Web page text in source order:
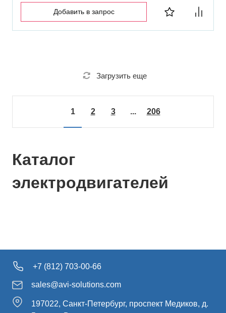
Добавить в запрос
Загрузить еще
1 2 3 ... 206
Каталог
электродвигателей
+7 (812) 703-00-66
sales@avi-solutions.com
197022, Санкт-Петербург, проспект Медиков, д.